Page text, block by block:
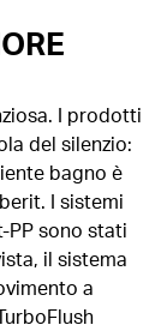
I prodotti
del silenzio:
bagno è
I sistemi
PP sono stati
il sistema
a